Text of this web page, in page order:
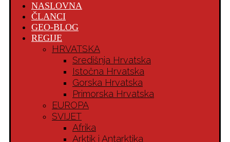
NASLOVNA
ČLANCI
GEO-BLOG
REGIJE
HRVATSKA
Središnja Hrvatska
Istočna Hrvatska
Gorska Hrvatska
Primorska Hrvatska
EUROPA
SVIJET
Afrika
Arktik i Antarktika